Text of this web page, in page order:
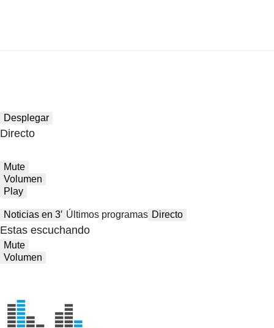
Desplegar
Directo
Mute
Volumen
Play
Noticias en 3′ Últimos programas Directo
Estas escuchando
Mute
Volumen